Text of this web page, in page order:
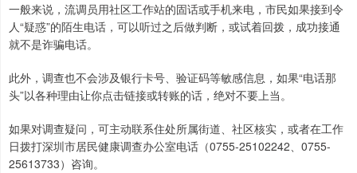
一般来说，流调员用社区工作站的固话或手机来电，市民如果接到令
人“疑惑”的陌生电话，可以听过之后做判断，或试着回拨，成功接通
就不是诈骗电话。
此外，调查也不会涉及银行卡号、验证码等敏感信息，如果“电话那
头”以各种理由让你点击链接或转账的话，绝对不要上当。
如果对调查疑问，可主动联系住处所属街道、社区核实，或者在工作
日拨打深圳市居民健康调查办公室电话（0755-25102242、0755-
25613733）咨询。